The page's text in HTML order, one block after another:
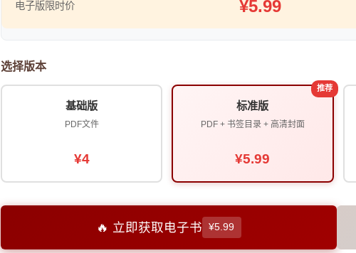
电子版限时价 ¥5.99
选择版本
基础版
PDF文件
¥4
推荐
标准版
PDF + 书签目录 + 高清封面
¥5.99
🔥 立即获取电子书 ¥5.99